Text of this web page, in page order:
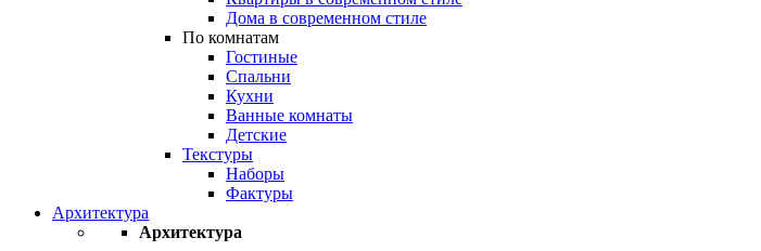
Дома в современном стиле
По комнатам
Гостиные
Спальни
Кухни
Ванные комнаты
Детские
Текстуры
Наборы
Фактуры
Архитектура
Архитектура